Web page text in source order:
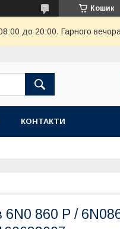
Кошик
до 20:00. Гарного
КОНТАКТИ
6N0 860 P /